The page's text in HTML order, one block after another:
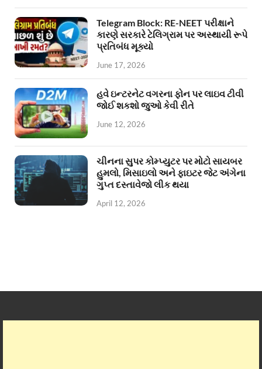
Telegram Block: RE-NEET પરીક્ષાને
કારણે સરકારે ટેલિગ્રામ પર અસ્થાયી રૂપે
પ્રતિબંધ મૂક્યો
June 17, 2026
હવે ઇન્ટરનેટ વગરના ફોન પર લાઇવ ટીવી
જોઈ શકશો જુઓ કેવી રીતે
June 12, 2026
ચીનના સુપર કોમ્પ્યુટર પર મોટો સાયબર
હુમલો, મિસાઇલો અને ફાઇટર જેટ અંગેના
ગુપ્ત દસ્તાવેજો લીક થયા
April 12, 2026